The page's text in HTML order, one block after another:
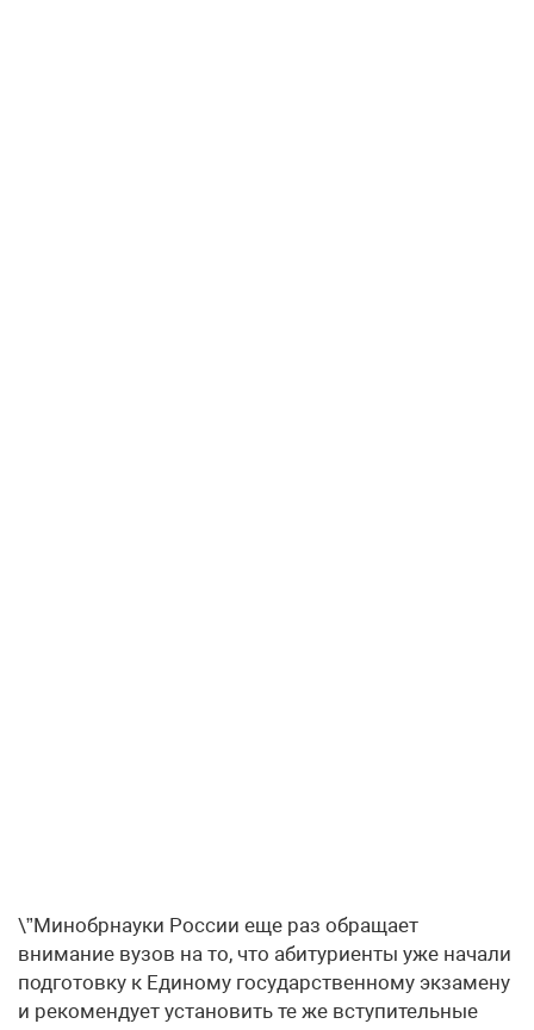
\”Минобрнауки России еще раз обращает
внимание вузов на то, что абитуриенты уже начали
подготовку к Единому государственному экзамену
и рекомендует установить те же вступительные